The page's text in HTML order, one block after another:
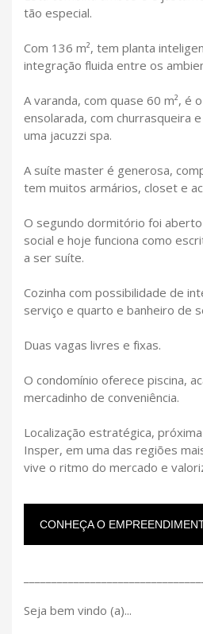
tão especial.
Com 136 m², tem planta
integração fluida entre os
A varanda, com quase 60 m², é
ensolarada, com churrasqueira
uma jacuzzi spa.
A suíte master é generosa,
tem muitos armários, closet e
O segundo dormitório foi
social e hoje funciona como
a ser suíte.
Cozinha com possibilidade de
serviço e quarto e banheiro de
Duas vagas livres e fixas.
O condomínio oferece piscina,
mercadinho de conveniência.
Localização estratégica,
Insper, em uma das regiões
vive o ritmo do mercado e
CONHEÇA O
Seja bem vindo (a)...